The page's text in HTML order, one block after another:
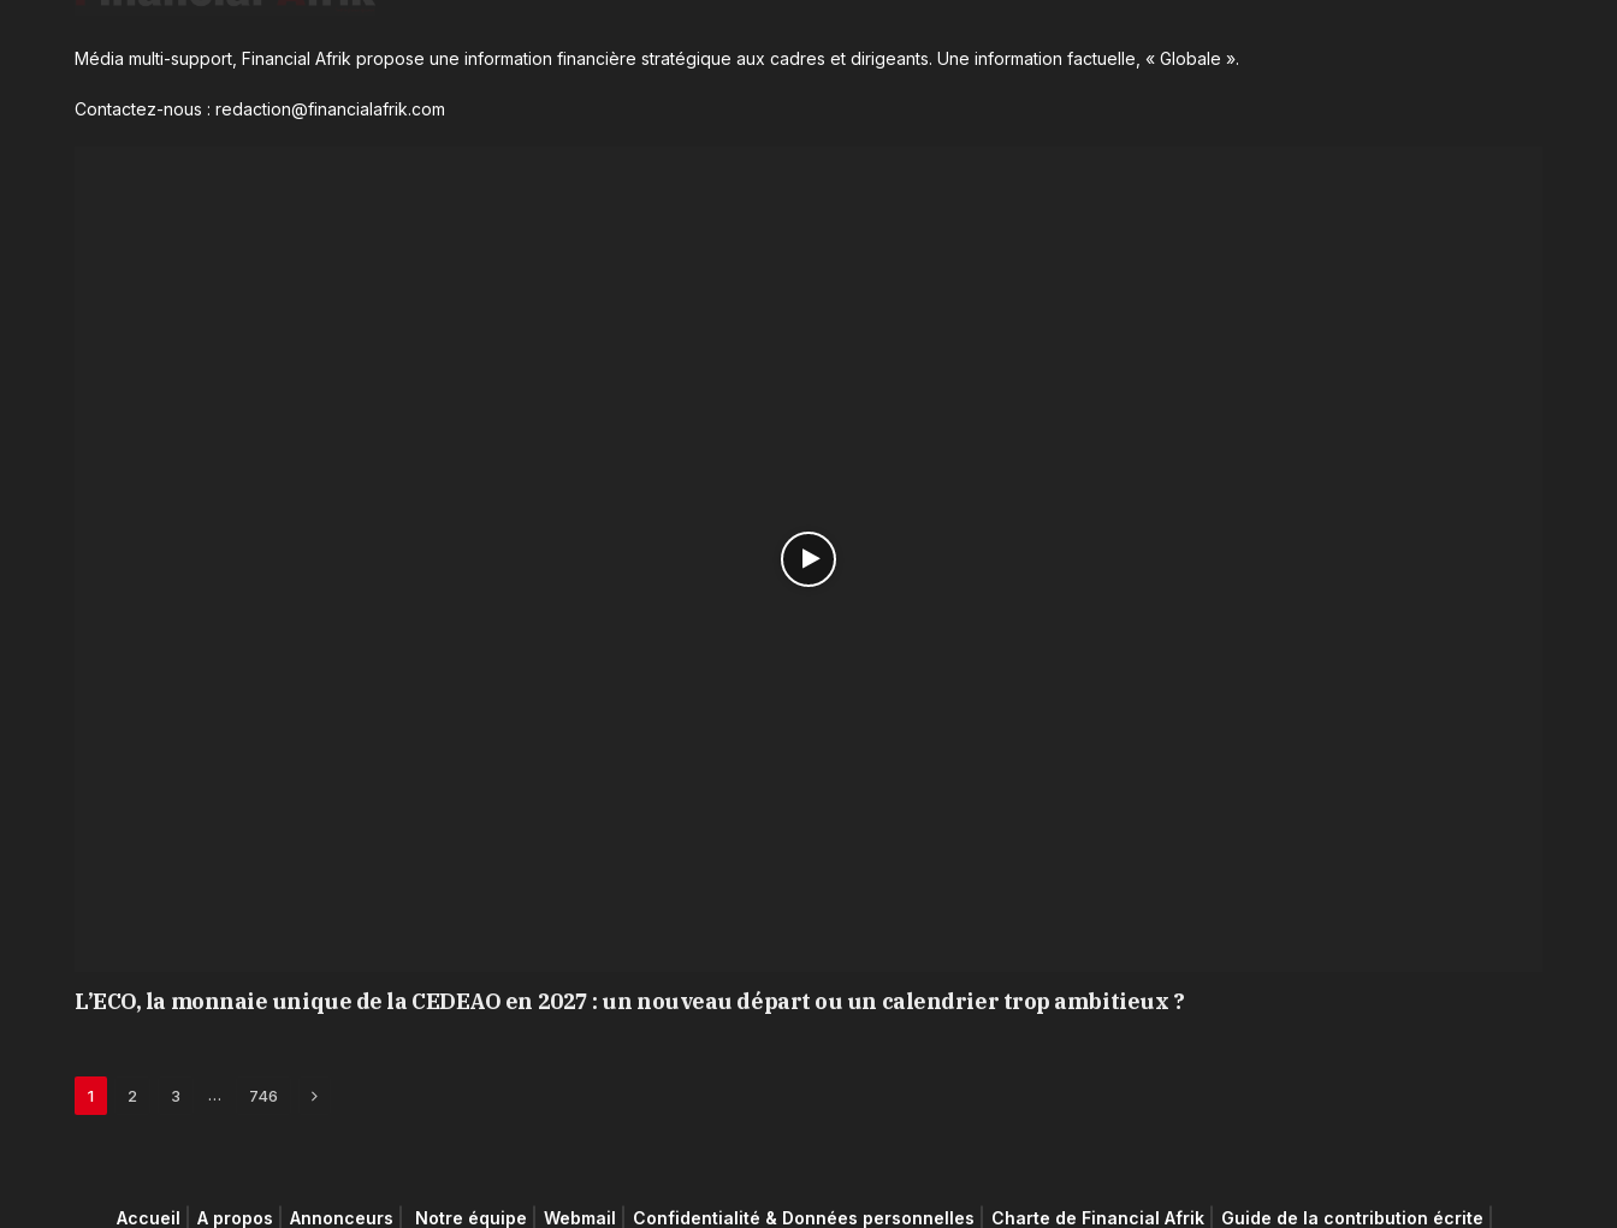
Média multi-support, Financial Afrik propose une information financière stratégique aux cadres et dirigeants. Une information factuelle, « Globale ».
Contactez-nous : redaction@financialafrik.com
L’ECO, la monnaie unique de la CEDEAO en 2027 : un nouveau départ ou un calendrier trop ambitieux ?
1 2 3 … 746 Next
Accueil A propos Annonceurs Notre équipe Webmail Confidentialité & Données personnelles Charte de Financial Afrik Guide de la contribution écrite